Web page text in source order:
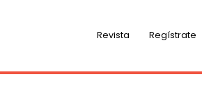
Revista Regístrate